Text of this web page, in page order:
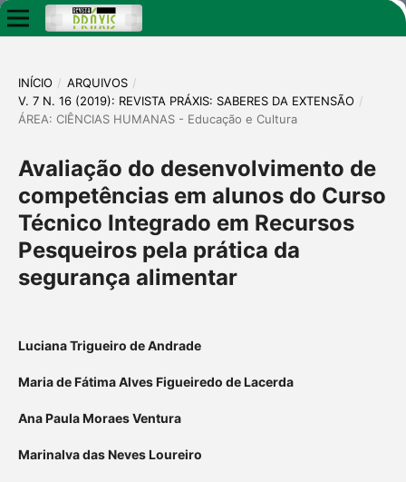
INÍCIO / ARQUIVOS /
V. 7 N. 16 (2019): REVISTA PRÁXIS: SABERES DA EXTENSÃO /
ÁREA: CIÊNCIAS HUMANAS - Educação e Cultura
Avaliação do desenvolvimento de
competências em alunos do Curso
Técnico Integrado em Recursos
Pesqueiros pela prática da
segurança alimentar
Luciana Trigueiro de Andrade
Maria de Fátima Alves Figueiredo de Lacerda
Ana Paula Moraes Ventura
Marinalva das Neves Loureiro